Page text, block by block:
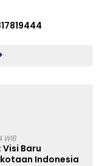
WIB
Baru
Indonesia